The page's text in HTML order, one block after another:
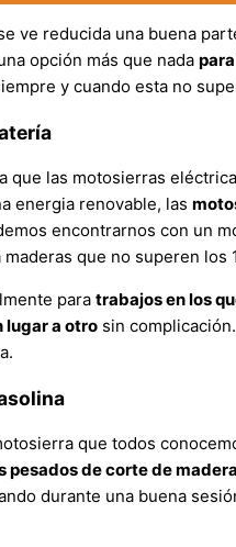
ve reducida una buena
opción más que nada
y cuando esta no
que las motosierras
energia renovable, las
encontrarnos con un
que no superen los
para trabajos en los
lugar a otro sin
gasolina
que todos
pesados de corte de madera
durante una buena